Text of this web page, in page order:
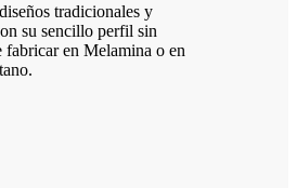
tradicionales y
su sencillo perfil sin
fabricar en Melamina o en